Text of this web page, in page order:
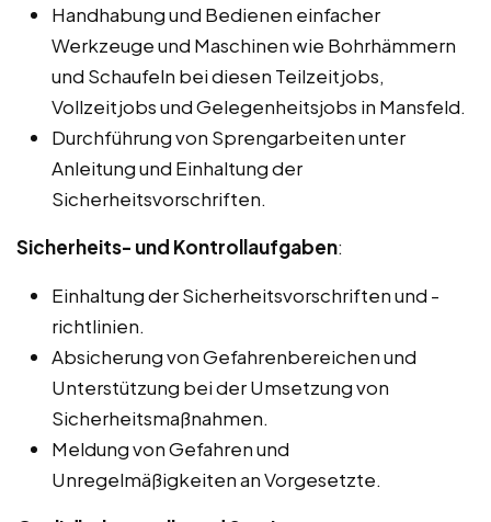
Handhabung und Bedienen einfacher
Werkzeuge und Maschinen wie Bohrhämmern
und Schaufeln bei diesen Teilzeitjobs,
Vollzeitjobs und Gelegenheitsjobs in Mansfeld.
Durchführung von Sprengarbeiten unter
Anleitung und Einhaltung der
Sicherheitsvorschriften.
Sicherheits- und Kontrollaufgaben:
Einhaltung der Sicherheitsvorschriften und -
richtlinien.
Absicherung von Gefahrenbereichen und
Unterstützung bei der Umsetzung von
Sicherheitsmaßnahmen.
Meldung von Gefahren und
Unregelmäßigkeiten an Vorgesetzte.